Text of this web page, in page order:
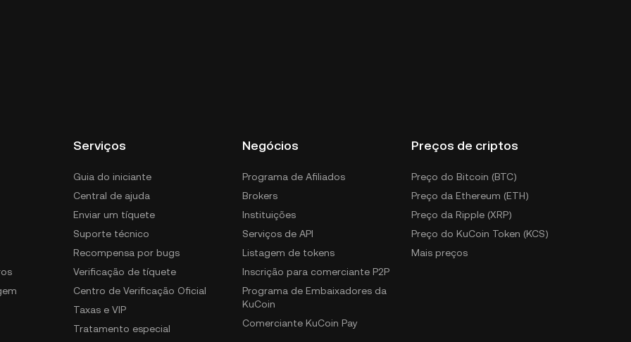
uma carteira hardware, um serviço de custódia
Serviços
Guia do iniciante
Central de ajuda
Enviar um tíquete
Suporte técnico
Recompensa por bugs
Verificação de tíquete
Centro de Verificação Oficial
Taxas e VIP
Tratamento especial
Negócios
Programa de Afiliados
Brokers
Instituições
Serviços de API
Listagem de tokens
Inscrição para comerciante P2P
Programa de Embaixadores da
KuCoin
Comerciante KuCoin Pay
Preços de criptos
Preço do Bitcoin (BTC)
Preço da Ethereum (ETH)
Preço da Ripple (XRP)
Preço do KuCoin Token (KCS)
Mais preços